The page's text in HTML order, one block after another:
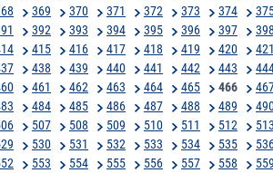
369 370 371 372 373 374
392 393 394 395 396 397 398
415 416 417 418 419 420 421
438 439 440 441 442 443
461 462 463 464 465 466
484 485 486 487 488 489
507 508 509 510 511 512 513
530 531 532 533 534 535
553 554 555 556 557 558 559